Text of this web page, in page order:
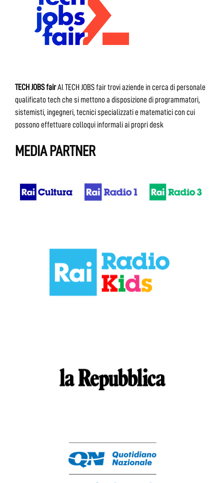
TECH JOBS fairAl TECH JOBS fair trovi aziende in cerca di personale
qualificato tech che si mettono a disposizione di programmatori,
sistemisti, ingegneri, tecnici specializzati e matematici con cui
possono effettuare colloqui informali ai propri desk
MEDIA PARTNER